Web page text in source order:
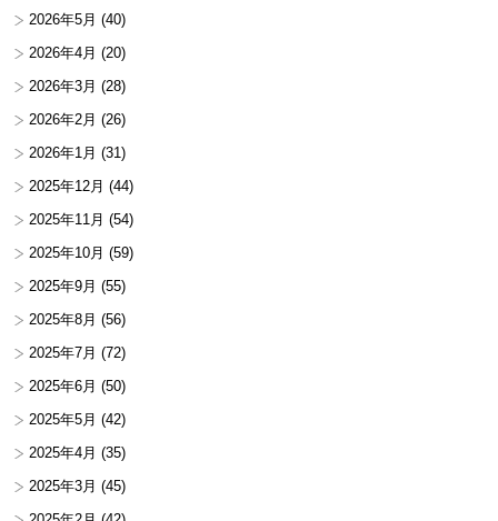
2026年5月 (40)
2026年4月 (20)
2026年3月 (28)
2026年2月 (26)
2026年1月 (31)
2025年12月 (44)
2025年11月 (54)
2025年10月 (59)
2025年9月 (55)
2025年8月 (56)
2025年7月 (72)
2025年6月 (50)
2025年5月 (42)
2025年4月 (35)
2025年3月 (45)